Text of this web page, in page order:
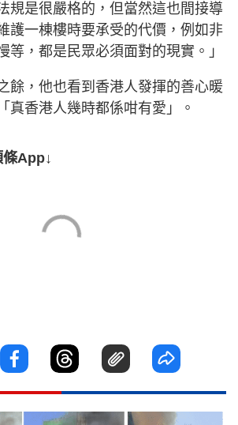
規是很嚴格的，但當然這也間接導
護一棟樓時要承受的代價，例如非
等，都是民眾必須面對的現實。」
餘，他也看到香港人發揮的善心暖
真香港人幾時都係咁有愛」。
條App↓